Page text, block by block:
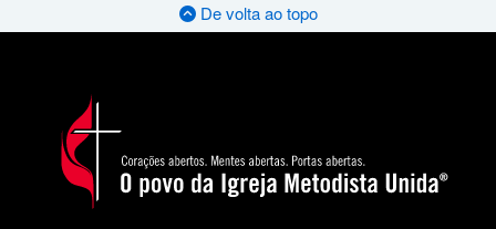
De volta ao topo